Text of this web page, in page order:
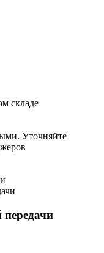
складе
Уточняйте
передачи